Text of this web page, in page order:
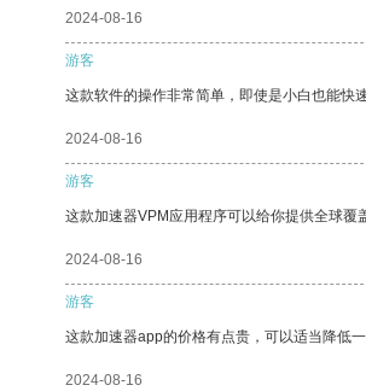
2024-08-16
游客
这款软件的操作非常简单，即使是小白也能快速
2024-08-16
游客
这款加速器VPM应用程序可以给你提供全球覆
2024-08-16
游客
这款加速器app的价格有点贵，可以适当降低一
2024-08-16